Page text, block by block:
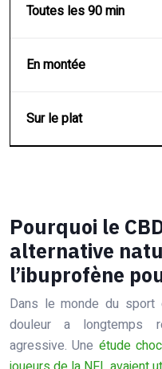
Toutes les 90 min
En montée
Sur le plat
Pourquoi le
alternative
l’ibuprofène
Dans le monde du sport
douleur a longtemps
agressive. Une étude